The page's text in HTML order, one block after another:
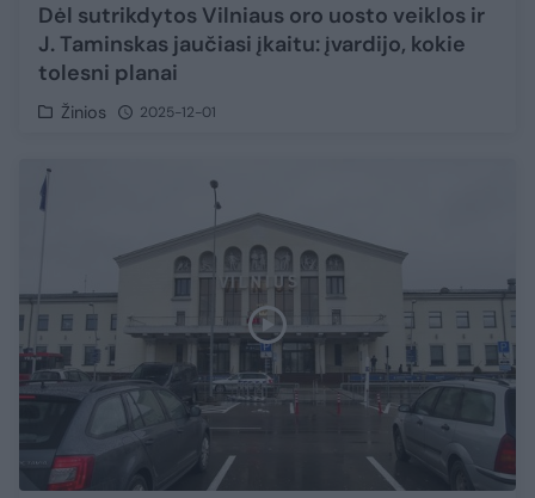
Dėl sutrikdytos Vilniaus oro uosto veiklos ir
J. Taminskas jaučiasi įkaitu: įvardijo, kokie
tolesni planai
Žinios 2025-12-01